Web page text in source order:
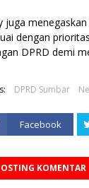
juga
dengan
DPRD demi
DPRD Sumbar
Facebook
KOMENTAR